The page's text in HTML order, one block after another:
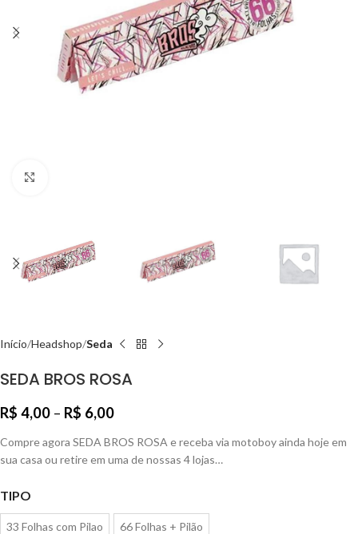
Início Headshop Seda
SEDA BROS ROSA
R$ 4,00 – R$ 6,00
Compre agora SEDA BROS ROSA e receba via motoboy ainda hoje em
sua casa ou retire em uma de nossas 4 lojas…
TIPO
33 Folhas com Pilao 66 Folhas + Pilão